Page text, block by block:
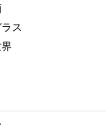
ス